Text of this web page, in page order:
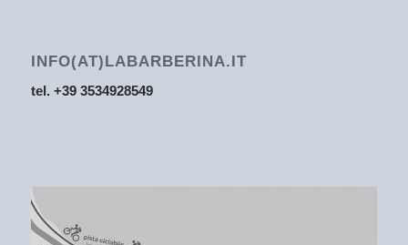
INFO(AT)LABARBERINA.IT
tel. +39 3534928549